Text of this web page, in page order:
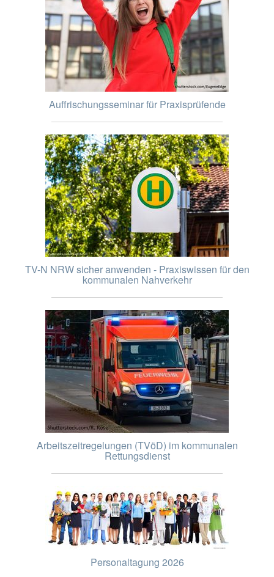
Auffrischungsseminar für Praxisprüfende
TV-N NRW sicher anwenden - Praxiswissen für den
kommunalen Nahverkehr
Arbeitszeitregelungen (TVöD) im kommunalen
Rettungsdienst
Personaltagung 2026